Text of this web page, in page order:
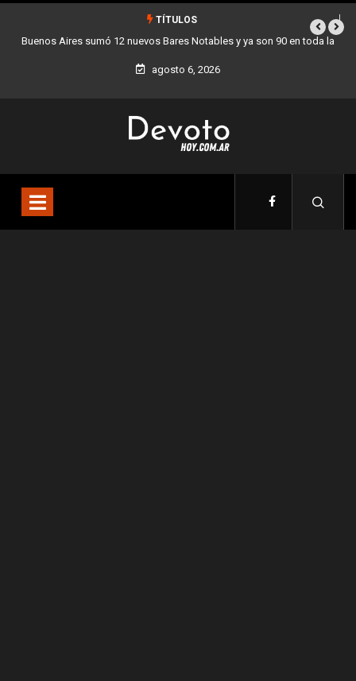
TÍTULOS
la Los stands móviles de la Ciudad llegan esta semana a Villa Devoto
agosto 6, 2026